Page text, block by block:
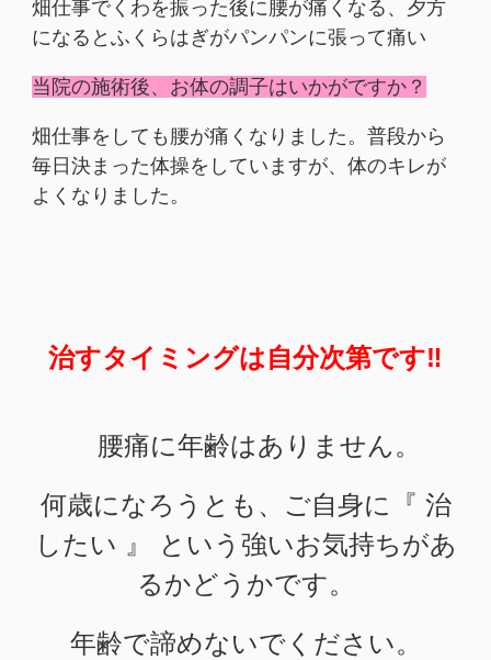
畑仕事でくわを振った後に腰が痛くなる、夕方
になるとふくらはぎがパンパンに張って痛い
当院の施術後、お体の調子はいかがですか？
畑仕事をしても腰が痛くなりました。普段から
毎日決まった体操をしていますが、体のキレが
よくなりました。
治すタイミングは自分次第です‼︎
腰痛に年齢はありません。
何歳になろうとも、ご自身に『 治
したい 』 という強いお気持ちがあ
るかどうかです。
年齢で諦めないでください。